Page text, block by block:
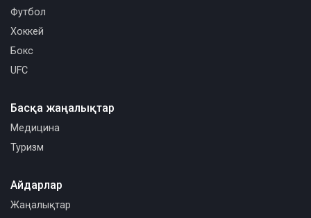
Футбол
Хоккей
Бокс
UFC
Басқа жаңалықтар
Медицина
Туризм
Айдарлар
Жаңалықтар